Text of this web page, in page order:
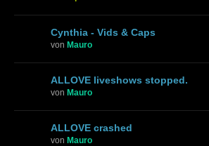
Cynthia - Vids & Caps
von Mauro
ALLOVE liveshows stopped.
von Mauro
ALLOVE crashed
von Mauro